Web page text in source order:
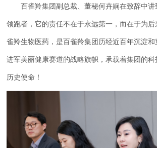
百雀羚集团副总裁、董秘何卉娴在致辞中
领跑者，它的责任不在于永远第一，而在于为
雀羚生物医药，是百雀羚集团历经近百年沉淀和
进军美丽健康赛道的战略旗帜，承载着集团的
历史使命！